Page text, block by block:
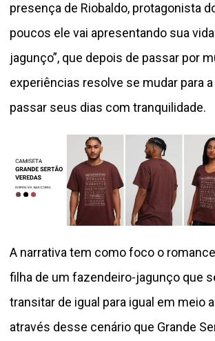
presença de Riobaldo, protagonista
poucos ele vai apresentando sua
jagunço”, que depois de passar por
experiências resolve se mudar para
passar seus dias com tranquilidade.
A narrativa tem como foco o
filha de um fazendeiro-jagunço que
transitar de igual para igual em meio
através desse cenário que Grande